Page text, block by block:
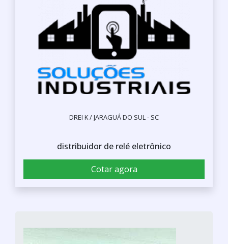
DREI K / JARAGUÁ DO SUL - SC
distribuidor de relé eletrônico
Cotar agora